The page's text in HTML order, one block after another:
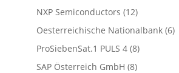
NXP Semiconductors (12)
Oesterreichische Nationalbank(6)
ProSiebenSat.1 PULS 4(8)
SAP Österreich GmbH (8)